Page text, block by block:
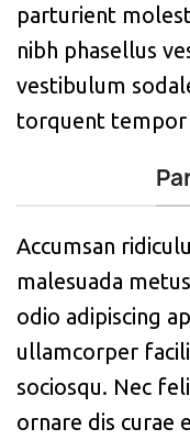
parturient
nibh phasellus
vestibulum
torquent tempor
Accumsan
malesuada
odio adipiscing
ullamcorper
sociosqu. Nec
ornare dis curae